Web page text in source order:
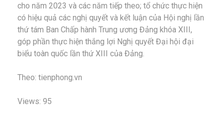
cho năm 2023 và các năm tiếp theo; tổ chức thực hiện
có hiệu quả các nghị quyết và kết luận của Hội nghị lần
thứ tám Ban Chấp hành Trung ương Đảng khóa XIII,
góp phần thực hiện thắng lợi Nghị quyết Đại hội đại
biểu toàn quốc lần thứ XIII của Đảng.
Theo: tienphong.vn
Views: 95